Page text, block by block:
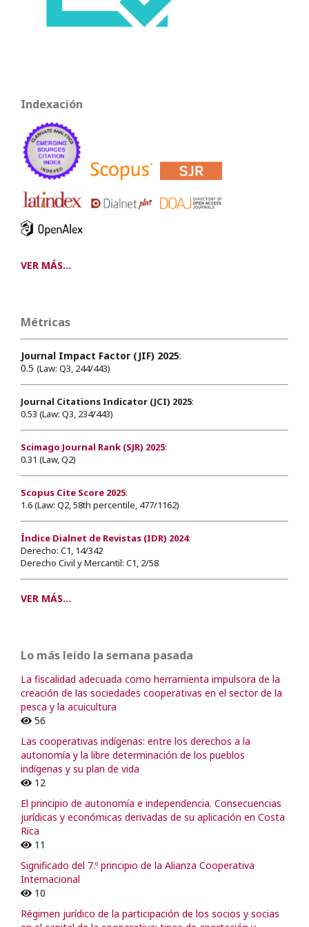
Indexación
VER MÁS...
Métricas
Journal Impact Factor (JIF) 2025:
0.5 (Law: Q3, 244/443)
Journal Citations Indicator (JCI) 2025:
0.53 (Law: Q3, 234/443)
Scimago Journal Rank (SJR) 2025:
0.31 (Law, Q2)
Scopus Cite Score 2025:
1.6 (Law: Q2, 58th percentile, 477/1162)
Índice Dialnet de Revistas (IDR) 2024:
Derecho: C1, 14/342
Derecho Civil y Mercantil: C1, 2/58
VER MÁS...
Lo más leído la semana pasada
La fiscalidad adecuada como herramienta impulsora de la
creación de las sociedades cooperativas en el sector de la
pesca y la acuicultura
56
Las cooperativas indígenas: entre los derechos a la
autonomía y la libre determinación de los pueblos
indígenas y su plan de vida
12
El principio de autonomía e independencia. Consecuencias
jurídicas y económicas derivadas de su aplicación en Costa
Rica
11
Significado del 7.º principio de la Alianza Cooperativa
Internacional
10
Régimen jurídico de la participación de los socios y socias